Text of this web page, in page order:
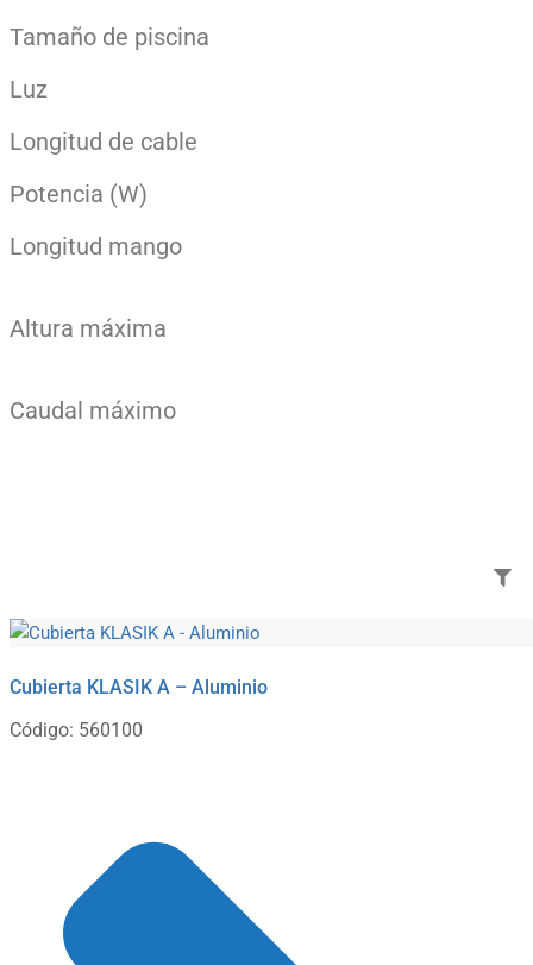
Tamaño de piscina
Luz
Longitud de cable
Potencia (W)
Longitud mango
Altura máxima
Caudal máximo
Cubierta KLASIK A – Aluminio
Código: 560100